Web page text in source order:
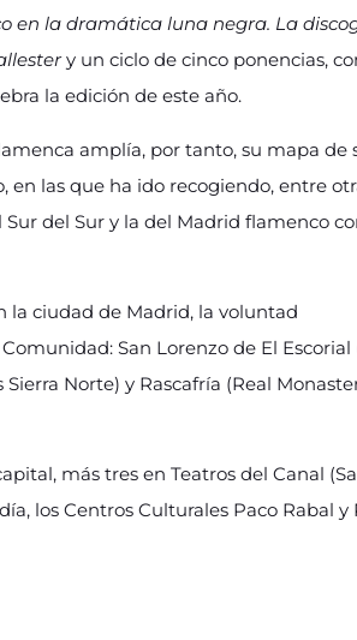
en la dramática luna negra. La
y un ciclo de cinco ponencias,
la edición de este año.
amplía, por tanto, su mapa de
las que ha ido recogiendo, entre
del Sur y la del Madrid flamenco
la ciudad de Madrid, la voluntad
San Lorenzo de El Escorial
Norte) y Rascafría (Real
más tres en Teatros del Canal
los Centros Culturales Paco Rabal y